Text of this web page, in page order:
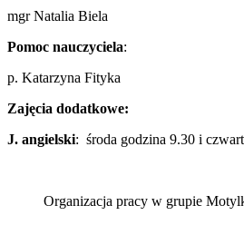
mgr Natalia Biela
Pomoc nauczyciela:
p. Katarzyna Fityka
Zajęcia dodatkowe:
J. angielski: środa godzina 9.30 i
Organizacja pracy w grupie